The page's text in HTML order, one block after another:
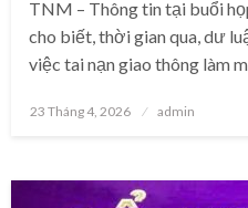
TNM – Thông tin tại buổi
cho biết, thời gian qua, dư
việc tai nạn giao thông làm
Posted
23 Tháng 4, 2026 admin